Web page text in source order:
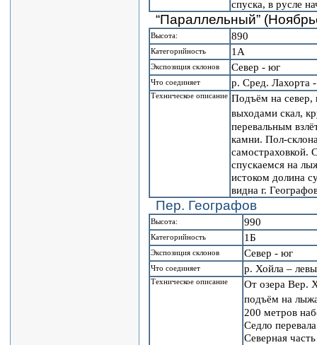
спуска, в русле
“Параллельный”
Высота: 890
Категорийность 1А
Экспозиция склонов Север - юг
Что соединяет р. Сред. Лахорта
Техническое описание Подъём на север,
выходами скал,
перевальным
камни. Пол-
самостраховкой.
спускаемся на
истоком долина
видна г.
Пер. Географов
Высота: 990
Категорийность 1Б
Экспозиция склонов Север - юг
Что соединяет р. Хойла –
Техническое описание
От озера Вер.
подъём на
200 метров
Седло
Северная